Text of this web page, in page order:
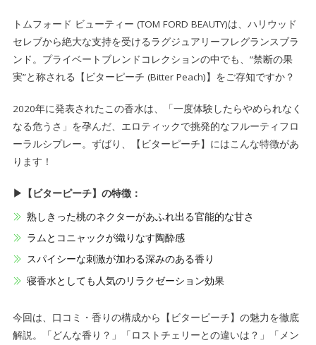
トムフォード ビューティー (TOM FORD BEAUTY)は、ハリウッド
セレブから絶大な支持を受けるラグジュアリーフレグランスブラ
ンド。プライベートブレンドコレクションの中でも、”禁断の果
実”と称される【ビターピーチ (Bitter Peach)】をご存知ですか？
2020年に発表されたこの香水は、「一度体験したらやめられなく
なる危うさ」を孕んだ、エロティックで挑発的なフルーティフロ
ーラルシプレー。ずばり、【ビターピーチ】にはこんな特徴があ
ります！
▶【ビターピーチ】の特徴：
熟しきった桃のネクターがあふれ出る官能的な甘さ
ラムとコニャックが織りなす陶酔感
スパイシーな刺激が加わる深みのある香り
寝香水としても人気のリラクゼーション効果
今回は、口コミ・香りの構成から【ビターピーチ】の魅力を徹底
解説。「どんな香り？」「ロストチェリーとの違いは？」「メン